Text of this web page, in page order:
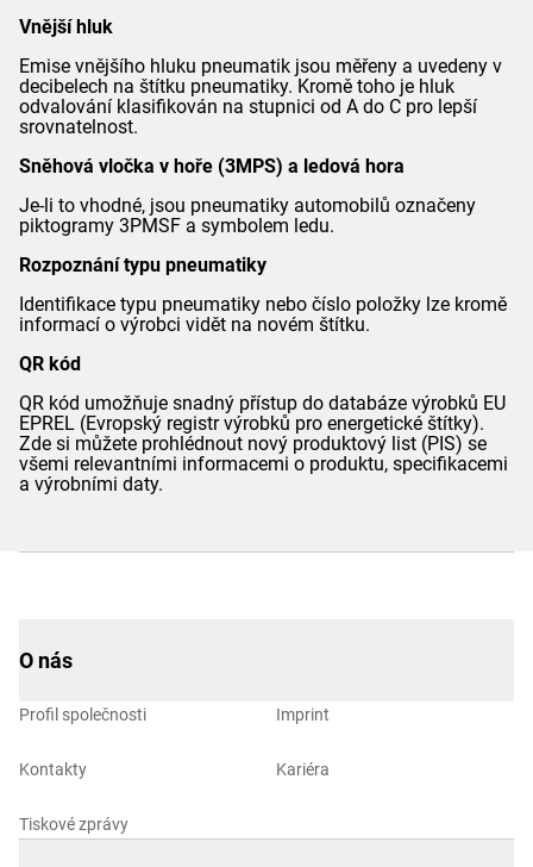
Vnější hluk
Emise vnějšího hluku pneumatik jsou měřeny a uvedeny v
decibelech na štítku pneumatiky. Kromě toho je hluk
odvalování klasifikován na stupnici od A do C pro lepší
srovnatelnost.
Sněhová vločka v hoře (3MPS) a ledová hora
Je-li to vhodné, jsou pneumatiky automobilů označeny
piktogramy 3PMSF a symbolem ledu.
Rozpoznání typu pneumatiky
Identifikace typu pneumatiky nebo číslo položky lze kromě
informací o výrobci vidět na novém štítku.
QR kód
QR kód umožňuje snadný přístup do databáze výrobků EU
EPREL (Evropský registr výrobků pro energetické štítky).
Zde si můžete prohlédnout nový produktový list (PIS) se
všemi relevantními informacemi o produktu, specifikacemi
a výrobními daty.
O nás
Profil společnosti
Kontakty
Tiskové zprávy
Imprint
Kariéra